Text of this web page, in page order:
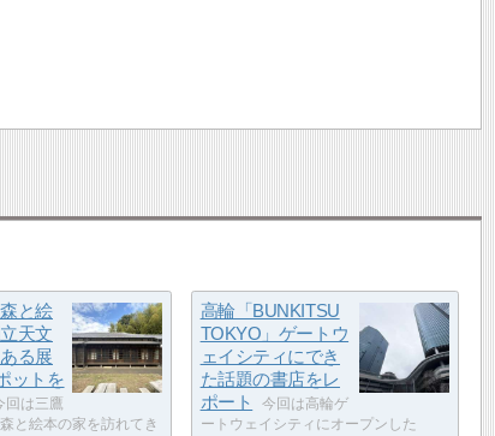
と絵
天文
る展
ットを
回は三鷹
と絵本の家を訪れてき
高輪「BUNKITSU
TOKYO」ゲートウ
ェイシティにでき
た話題の書店をレ
ポート
今回は高輪ゲ
ートウェイシティにオープンした